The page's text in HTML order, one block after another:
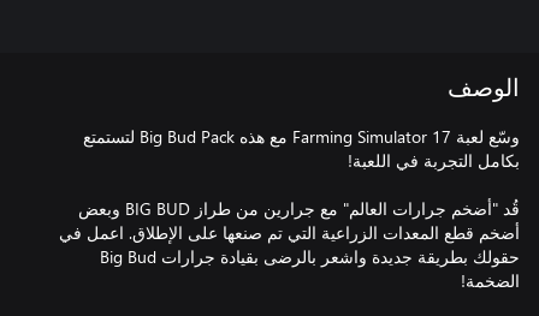
الوصف
وسّع لعبة Farming Simulator 17 مع هذه Big Bud Pack لتستمتع
قُد "أضخم جرارات العالم" مع جرارين من طراز BIG BUD وبعض
أضخم قطع المعدات الزراعية التي تم صنعها على الإطلاق. اعمل في
حقولك بطريقة جديدة واشعر بالرضى بقيادة جرارات Big Bud